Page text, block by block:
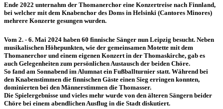
Ende 2022 unternahm der Thomanerchor eine Konzertreise nach Finnland,
bei welcher mit dem Knabenchor des Doms in Helsinki (Cantores Minores)
mehrere Konzerte gesungen wurden.
Vom 2. - 6. Mai 2024 haben 60 finnische Sänger nun Leipzig besucht. Neben
musikalischen Höhepunkten, wie der gemeinsamen Motette mit dem
Thomanerchor und einem eigenen Konzert in der Thomaskirche, gab es
auch Gelegenheiten zum persönlichen Austausch der beiden Chöre.
So fand am Sonnabend im Alumnat ein Fußballturnier statt. Während bei
den Knabenstimmen die finnischen Gäste einen Sieg erringen konnten,
dominierten bei den Männerstimmen die Thomasser.
Die Spielergebnisse und vieles mehr wurde von den älteren Sängern beider
Chöre bei einem abendlichen Ausflug in die Stadt diskutiert.